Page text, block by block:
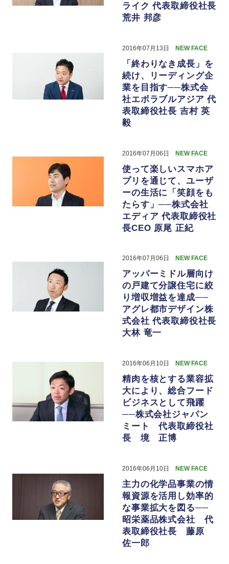
ライク 代表取締役社長
荒井 邦彦
2016年07月13日 NEW FACE
「終わりなき成長」を
続け、リーディング企
業を目指す──株式会
社エボラブルアジア 代
表取締役社長 吉村 英
毅
2016年07月06日 NEW FACE
使って楽しいスマホア
プリを通じて、ユーザ
ーの生活に「笑顔をも
たらす」──株式会社
エディア 代表取締役社
長CEO 原尾 正紀
2016年07月06日 NEW FACE
アッパーミドル層向け
の戸建て分譲住宅に絞
り増収増益を達成──
アグレ都市デザイン株
式会社 代表取締役社長
大林 竜一
2016年06月10日 NEW FACE
精肉を核とする業容拡
大により、総合フード
ビジネスとして飛躍
──株式会社ジャパン
ミート 代表取締役社
長 境 正博
2016年06月10日 NEW FACE
主力の化学品事業の情
報資源を活用し効率的
な事業拡大を図る──
昭栄薬品株式会社 代
表取締役社長 藤原
佐一郎